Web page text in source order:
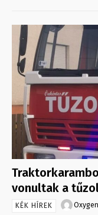
vonultak a
KÉK HÍREK